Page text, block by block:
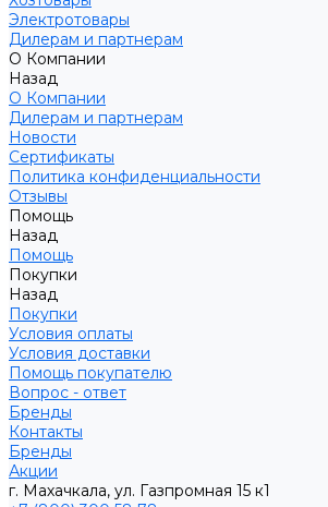
Электротовары
Дилерам и партнерам
О Компании
Назад
О Компании
Дилерам и партнерам
Новости
Сертификаты
Политика конфиденциальности
Отзывы
Помощь
Назад
Помощь
Покупки
Назад
Покупки
Условия оплаты
Условия доставки
Помощь покупателю
Вопрос - ответ
Бренды
Контакты
Бренды
Акции
г. Махачкала, ул. Газпромная 15 к1